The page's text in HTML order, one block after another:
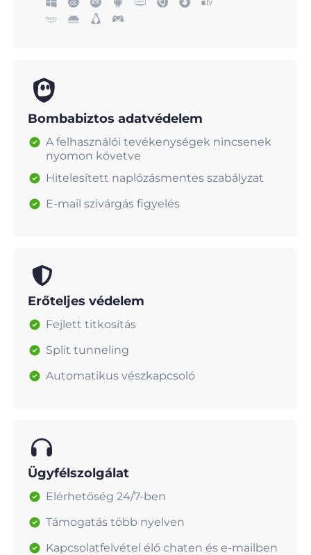
Bombabiztos adatvédelem
A felhasználói tevékenységek nincsenek
nyomon követve
Hitelesített naplózásmentes szabályzat
E-mail szivárgás figyelés
Erőteljes védelem
Fejlett titkosítás
Split tunneling
Automatikus vészkapcsoló
Ügyfélszolgálat
Elérhetőség 24/7-ben
Támogatás több nyelven
Kapcsolatfelvétel élő chaten és e-mailben